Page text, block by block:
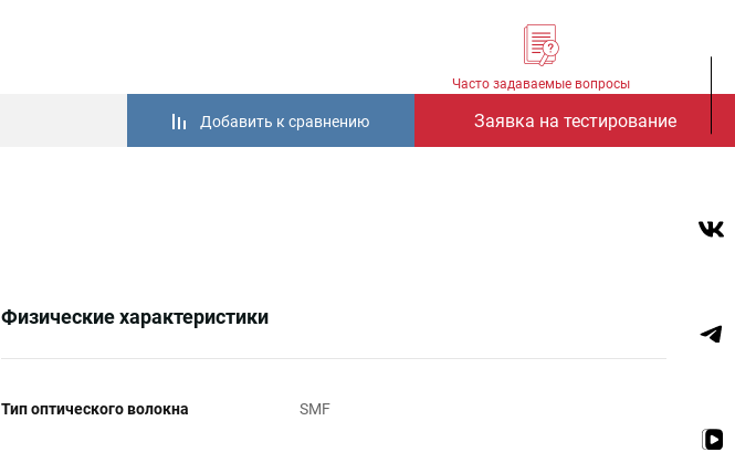
Часто задаваемые вопросы
Заявка на тестирование
Добавить к сравнению
Физические характеристики
Тип оптического волокна SMF